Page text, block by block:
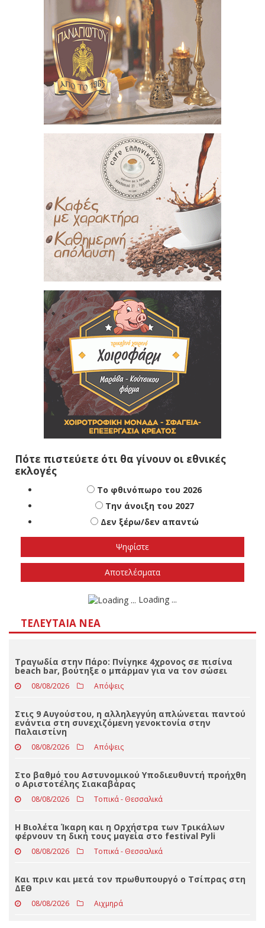
Πότε πιστεύετε ότι θα γίνουν οι εθνικές
εκλογές
Το φθινόπωρο του 2026
Την άνοιξη του 2027
Δεν ξέρω/δεν απαντώ
ΤΕΛΕΥΤΑΊΑ ΝΈΑ
Τραγωδία στην Πάρο: Πνίγηκε 4χρονος σε πισίνα
beach bar, βούτηξε ο μπάρμαν για να τον σώσει
08/08/2026
ενάντια στη συνεχιζόμενη γενοκτονία στην
Παλαιστίνη
08/08/2026 Απόψεις
Στο βαθμό του Αστυνομικού Υποδιευθυντή προήχθη
ο Αριστοτέλης Σιακαβάρας
08/08/2026 Τοπικά - Θεσσαλικά
Η Βιολέτα Ίκαρη και η Ορχήστρα των Τρικάλων
φέρνουν τη δική τους μαγεία στο festival Pyli
08/08/2026 Τοπικά - Θεσσαλικά